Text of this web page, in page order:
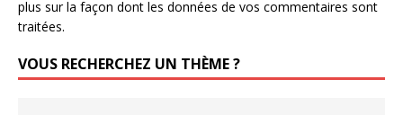
plus sur la façon dont les données de vos commentaires sont
traitées.
VOUS RECHERCHEZ UN THÈME ?